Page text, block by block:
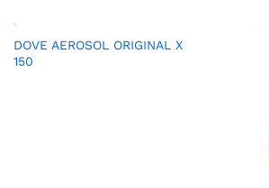
DOVE AEROSOL ORIGINAL X
150